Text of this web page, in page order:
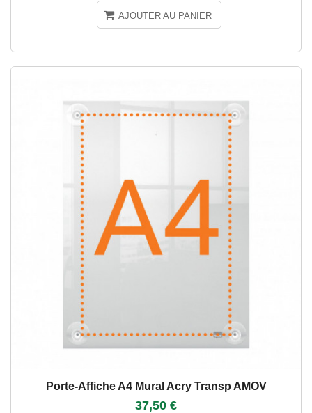
AJOUTER AU PANIER
Porte-Affiche A4 Mural Acry Transp AMOV
37,50 €